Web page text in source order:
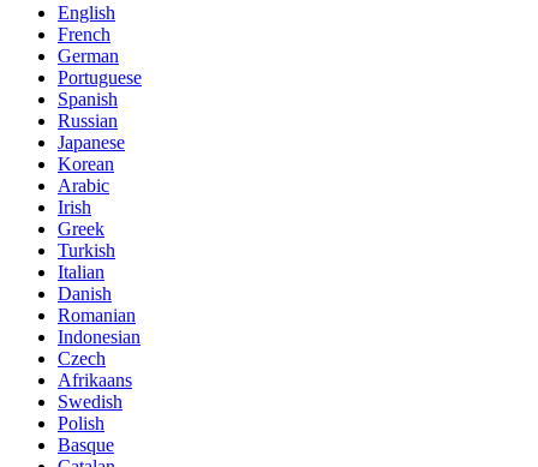
English
French
German
Portuguese
Spanish
Russian
Japanese
Korean
Arabic
Irish
Greek
Turkish
Italian
Danish
Romanian
Indonesian
Czech
Afrikaans
Swedish
Polish
Basque